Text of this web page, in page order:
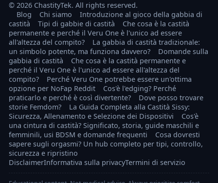
© 2026 ChastityTek. All rights reserved.
Blog
Chi siamo
Introduzione al gioco della gabbia di
castità
Tipi di gabbie di castità
Che cosa è la castità
permanente e perché il Veru One è l'unico ad essere
all'altezza del compito?
La gabbia di castità tradizionale:
un simbolo potente, ma funziona davvero?
Domande sulla
gabbia di castità
Che cosa è la castità permanente e
perché il Veru One è l'unico ad essere all'altezza del
compito?
Perché Veru One potrebbe essere un'ottima
opzione per NoFap Reddit
Cos'è l'edging? Perché
praticarlo e perché è così divertente?
Dove posso trovare
storie Femdom?
La Guida Completa alla Castità Sissy:
Sicurezza, Allenamento e Selezione dei Dispositivi
Cos'è
una cintura di castità? Significato, storia, guide maschili e
femminili, usi BDSM e domande frequenti
Cosa dovresti
sapere sugli orgasmi? Un hub completo per tipi, controllo,
sicurezza e ripristino
DisclaimerInformativa sulla privacyTermini di servizio